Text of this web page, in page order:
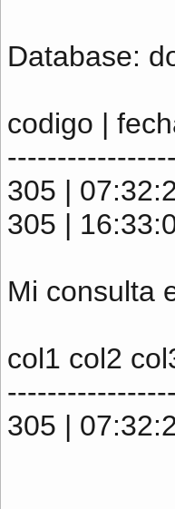
Database:
codigo |
305 |
305 |
Mi consulta
col1 col2
305 |